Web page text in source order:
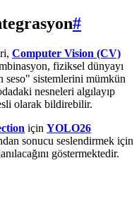
#
Computer Vision (CV)
fiziksel dünyayı
seso" sistemlerini mümkün
nesneleri algılayıp
olarak bildirebilir.
için YOLO26
sonucu seslendirmek için
göstermektedir.